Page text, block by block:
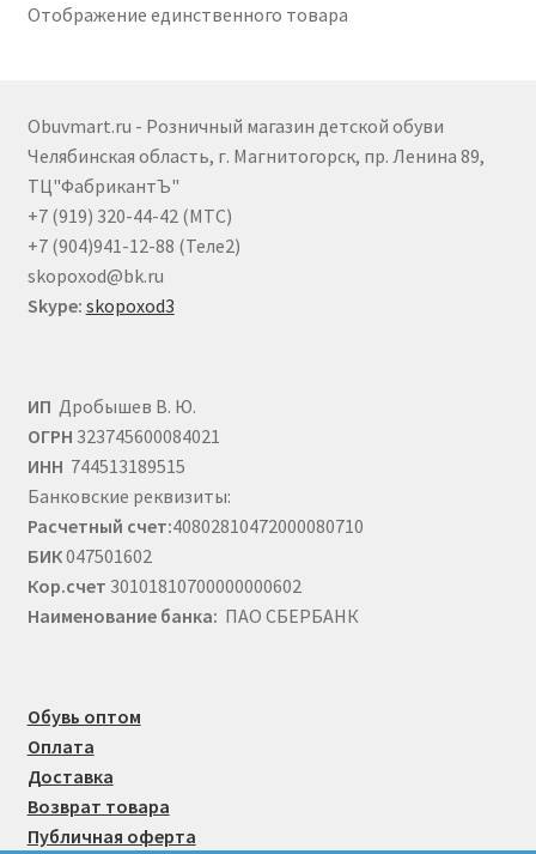
Отображение единственного товара
Obuvmart.ru - Розничный магазин детской обуви
Челябинская область, г. Магнитогорск, пр. Ленина 89,
ТЦ"ФабрикантЪ"
+7 (919) 320-44-42 (МТС)
+7 (904)941-12-88 (Теле2)
skopoxod@bk.ru
Skype: skopoxod3
ИП Дробышев В. Ю.
ОГРН 323745600084021
ИНН 744513189515
Банковские реквизиты:
Расчетный счет:40802810472000080710
БИК047501602
Кор.счет 30101810700000000602
Наименование банка: ПАО СБЕРБАНК
Обувь оптом
Оплата
Доставка
Возврат товара
Публичная оферта